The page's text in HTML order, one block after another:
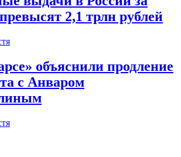
2,1 трлн рублей
объяснили продление
с Анваром